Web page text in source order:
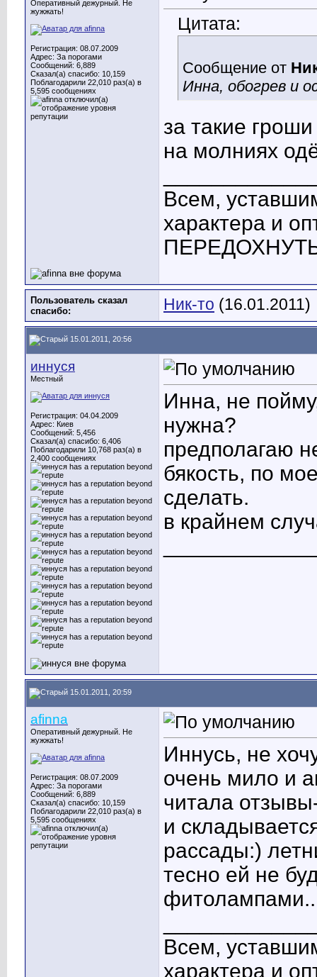
Оперативный дежурный. Не
жужжать!
Регистрация: 08.07.2009
Адрес: За порогами
Сообщений: 6,889
Сказал(а) спасибо: 10,159
Поблагодарили 22,010 раз(а) в
5,595 сообщениях
Цитата:
Сообщение от
Инна, обогрев и
за такие
на молниях
Всем,
характера и
Пользователь сказал
cпасибо:
Ник-то (16.01.2011)
15.01.2011, 20:56
иннуся
Местный
Регистрация: 04.04.2009
Адрес: Киев
Сообщений: 5,456
Сказал(а) спасибо: 6,406
Поблагодарили 10,768 раз(а) в
2,400 сообщениях
Инна, не
нужна?
предполагаю
бякость, по
сделать.
в крайнем
15.01.2011, 20:59
afinna
Оперативный дежурный. Не
жужжать!
Регистрация: 08.07.2009
Адрес: За порогами
Сообщений: 6,889
Сказал(а) спасибо: 10,159
Поблагодарили 22,010 раз(а) в
5,595 сообщениях
Иннусь, не
очень мило и
читала
и
рассады:)
тесно ей не
Всем,
характера и